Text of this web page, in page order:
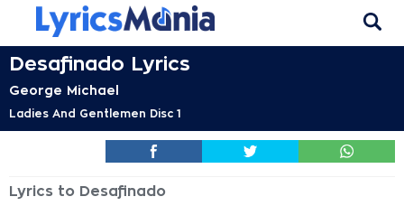
Desafinado Lyrics
George Michael
Ladies And Gentlemen Disc 1
Lyrics to Desafinado